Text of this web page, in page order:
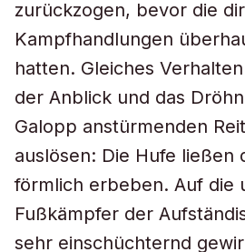
zurückzogen, bevor die
Kampfhandlungen
hatten. Gleiches
der Anblick und das
Galopp anstürmenden
auslösen: Die Hufe ließen
förmlich erbeben. Auf die
Fußkämpfer der
sehr einschüchternd